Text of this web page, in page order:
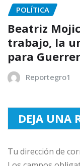
POLÍTICA
Beatriz
trabajo, la
para
Reportegro1
DEJA UNA
Tu dirección de